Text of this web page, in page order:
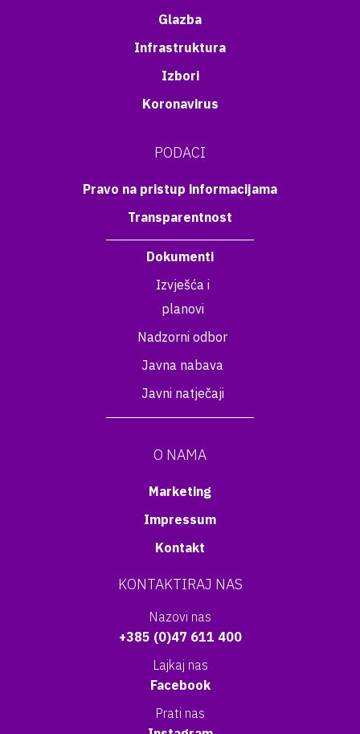
Glazba
Infrastruktura
Izbori
Koronavirus
PODACI
Pravo na pristup informacijama
Transparentnost
Dokumenti
Izvješća i
planovi
Nadzorni odbor
Javna nabava
Javni natječaji
O NAMA
Marketing
Impressum
Kontakt
KONTAKTIRAJ NAS
Nazovi nas
+385 (0)47 611 400
Lajkaj nas
Facebook
Prati nas